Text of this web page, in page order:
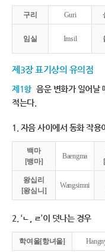
구리 Guri
임실 Imsil
제3장 표기상의 유의점
제1항 음운 변화가 일어날
적는다.
1. 자음 사이에서 동화 작용
백마
[뱅마]
Baengma
왕십리
[왕심니]
Wangsimni
2. ‘ㄴ, ㄹ’이 덧나는 경우
학여울[항녀울]